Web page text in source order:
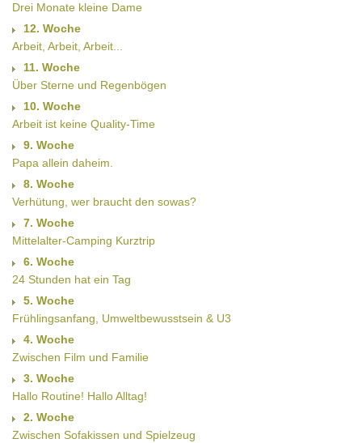
Drei Monate kleine Dame
12. Woche
Arbeit, Arbeit, Arbeit...
11. Woche
Über Sterne und Regenbögen
10. Woche
Arbeit ist keine Quality-Time
9. Woche
Papa allein daheim.
8. Woche
Verhütung, wer braucht den sowas?
7. Woche
Mittelalter-Camping Kurztrip
6. Woche
24 Stunden hat ein Tag
5. Woche
Frühlingsanfang, Umweltbewusstsein & U3
4. Woche
Zwischen Film und Familie
3. Woche
Hallo Routine! Hallo Alltag!
2. Woche
Zwischen Sofakissen und Spielzeug